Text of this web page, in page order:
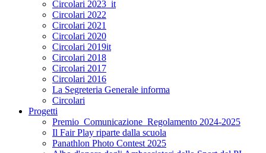
Circolari 2023_it
Circolari 2022
Circolari 2021
Circolari 2020
Circolari 2019it
Circolari 2018
Circolari 2017
Circolari 2016
La Segreteria Generale informa
Circolari
Progetti
Premio_Comunicazione_Regolamento 2024-2025
Il Fair Play riparte dalla scuola
Panathlon Photo Contest 2025